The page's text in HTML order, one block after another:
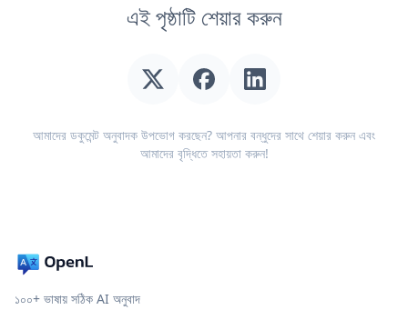
এই পৃষ্ঠাটি শেয়ার করুন
আমাদের ডকুমেন্ট অনুবাদক উপভোগ করছেন? আপনার বন্ধুদের সাথে শেয়ার করুন এবং
আমাদের বৃদ্ধিতে সহায়তা করুন!
১০০+ ভাষায় সঠিক AI অনুবাদ